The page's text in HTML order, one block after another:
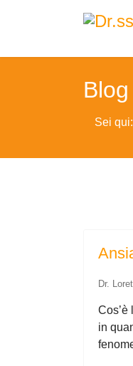
Blog
Sei qui:
Dr.
Cos’è
in